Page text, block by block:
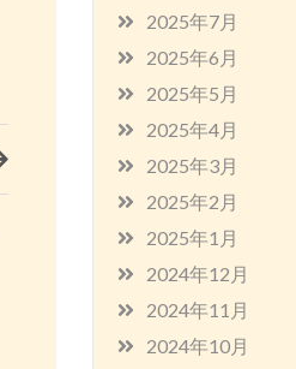
2025年7月
2025年6月
2025年5月
2025年4月
2025年3月
2025年2月
2025年1月
2024年12月
2024年11月
2024年10月